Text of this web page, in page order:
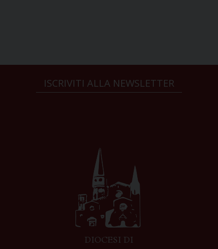
ISCRIVITI ALLA NEWSLETTER
DIOCESI DI